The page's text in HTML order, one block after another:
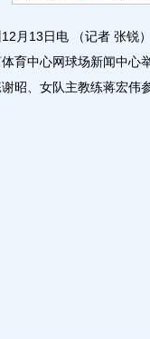
13日电 （记者 张锐
育中心网球场新闻中心
昭、女队主教练蒋宏伟